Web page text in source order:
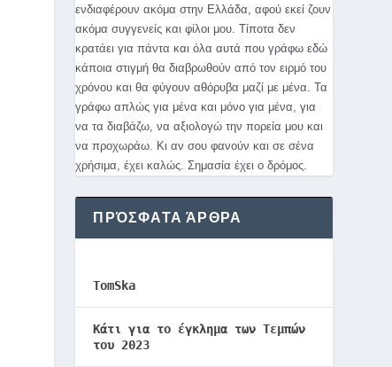
ενδιαφέρουν ακόμα στην Ελλάδα, αφού εκεί ζουν
ακόμα συγγενείς και φίλοι μου. Τίποτα δεν
κρατάει για πάντα και όλα αυτά που γράφω εδώ
κάποια στιγμή θα διαβρωθούν από τον ειρμό του
χρόνου και θα φύγουν αθόρυβα μαζί με μένα. Τα
γράφω απλώς για μένα και μόνο για μένα, για
να τα διαβάζω, να αξιολογώ την πορεία μου και
να προχωράω. Κι αν σου φανούν και σε σένα
χρήσιμα, έχει καλώς. Σημασία έχει ο δρόμος.
ΠΡΌΣΦΑΤΑ ΆΡΘΡΑ
TomSka
Κάτι για το έγκλημα των Τεμπών
του 2023